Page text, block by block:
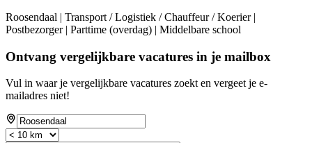
Roosendaal | Transport / Logistiek / Chauffeur / Koerier |
Postbezorger | Parttime (overdag) | Middelbare school
Ontvang vergelijkbare vacatures in je mailbox
Vul in waar je vergelijkbare vacatures zoekt en vergeet je e-
mailadres niet!